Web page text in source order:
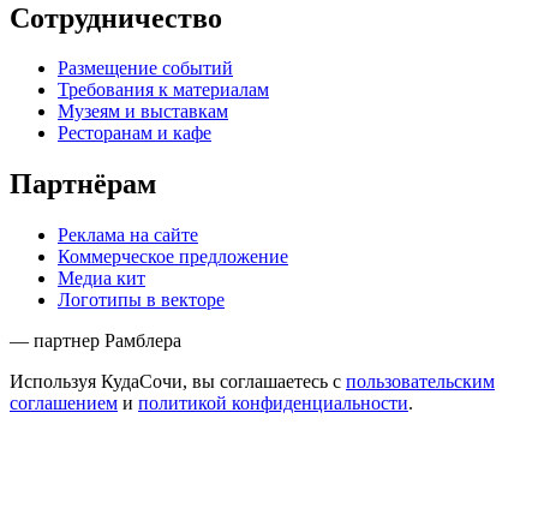
Сотрудничество
Размещение событий
Требования к материалам
Музеям и выставкам
Ресторанам и кафе
Партнёрам
Реклама на сайте
Коммерческое предложение
Медиа кит
Логотипы в векторе
— партнер Рамблера
Используя КудаСочи, вы соглашаетесь с пользовательским
соглашением и политикой конфиденциальности.